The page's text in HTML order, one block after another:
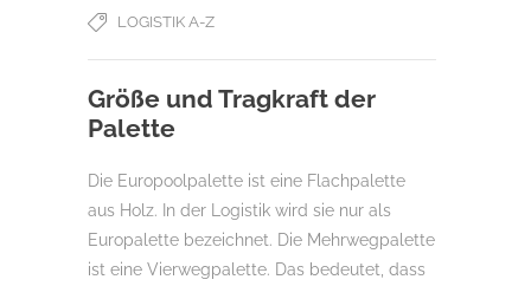
LOGISTIK A-Z
Größe und Tragkraft der
Palette
Die Europoolpalette ist eine Flachpalette
aus Holz. In der Logistik wird sie nur als
Europalette bezeichnet. Die Mehrwegpalette
ist eine Vierwegpalette. Das bedeutet, dass